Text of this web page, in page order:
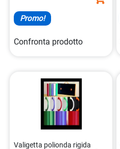
Promo!
Confronta prodotto
Valigetta polionda rigida